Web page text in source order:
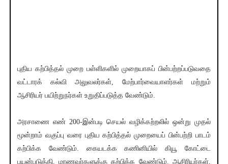
புதிய கற்பித்தல் முறை பள்ளிகளில் முறையாகப் பின்பற்றப்படுவதை
வட்டாரக் கல்வி அலுவலர்கள், மேற்பார்வையாளர்கள் மற்றும்
ஆசிரியர் பயிற்றுநர்கள் உறுதிப்படுத்த வேண்டும்.
அரசாணை எண் 200-இன்படி செயல் வழிக்கற்றலில் ஒன்று முதல்
மூன்றாம் வகுப்பு வரை புதிய கற்பித்தல் முறையைப் பின்பற்றி பாடம்
கற்பிக்க வேண்டும். கையடக்க கணினியில் கியூ கோட்டை
பயன்படுத்தி, மாணவர்களுக்கு கற்பிக்க வேண்டும். ஆசிரியர்கள்,